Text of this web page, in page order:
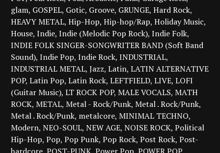
glam GOSPEL Gotic Groove GRUNGE Hard Rock
HEAVY METAL Hip-Hop Hip-hop/Rap Holiday Music
House Indie Indie (Melodic Pop Rock) Indie Folk
INDIE FOLK SINGER-SONGWRITER BAND (Soft Band
Sound) Indie Pop Indie Rock INDUSTRIAL
INDUSTRIAL METAL Jazz Latin LATIN ALTERNATIVE
POP Latin Pop Latin Rock LEFTFIELD LIVE LOFI
(Guitar Music) LT ROCK POP MALE VOCALS MATH
ROCK METAL Metal - Rock/Punk Metal . Rock/Punk
Metal . Rock/Punk metalcore MINIMAL TECHNO
Modern NEO-SOUL NEW AGE NOISE ROCK Political
Hip-Hop Pop Pop Punk Pop Rock Post Rock Post-